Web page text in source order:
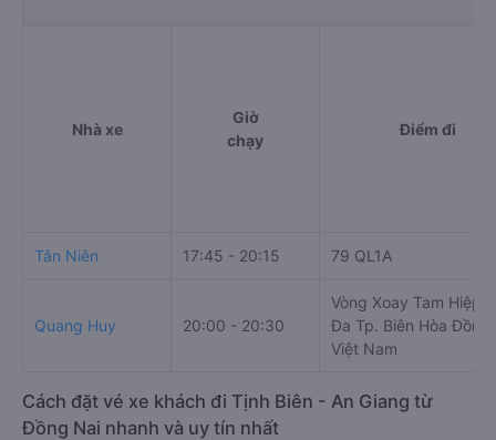
Nhà xe
Giờ
chạy
Điểm đi
Tân Niên 17:45 - 20:15 79 QL1A
Quang Huy 20:00 - 20:30
Vòng Xoay Tam Hiệp
Đa Tp. Biên Hòa Đồng
Việt Nam
Cách đặt vé xe khách đi Tịnh Biên - An Giang từ
Đồng Nai nhanh và uy tín nhất